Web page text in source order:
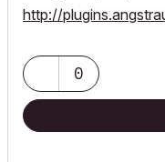
http://
0